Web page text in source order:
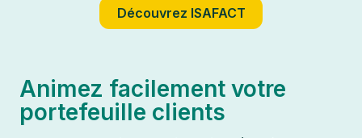
Découvrez ISAFACT
Animez facilement votre
portefeuille clients